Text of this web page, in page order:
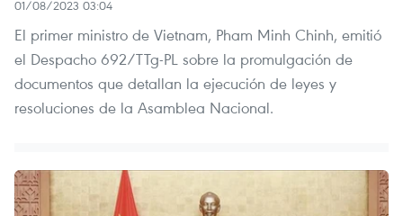
01/08/2023 03:04
El primer ministro de Vietnam, Pham Minh Chinh, emitió
el Despacho 692/TTg-PL sobre la promulgación de
documentos que detallan la ejecución de leyes y
resoluciones de la Asamblea Nacional.